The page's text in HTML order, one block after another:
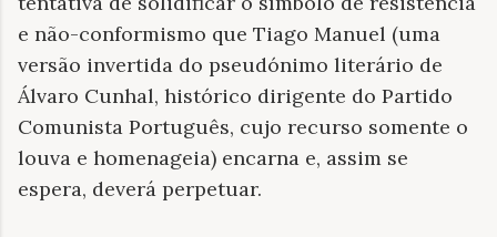
e não-conformismo que Tiago Manuel (uma
versão invertida do pseudónimo literário de
Álvaro Cunhal, histórico dirigente do Partido
Comunista Português, cujo recurso somente o
louva e homenageia) encarna e, assim se
espera, deverá perpetuar.